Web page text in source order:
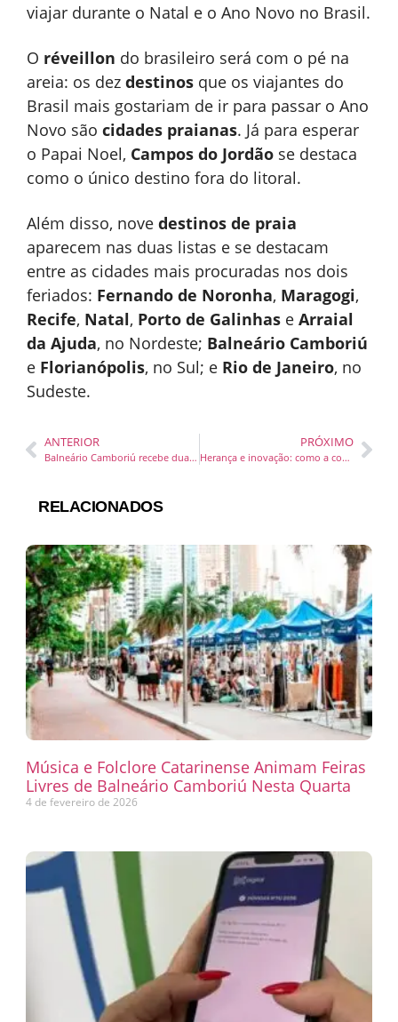
viajar durante o Natal e o Ano Novo no Brasil.
O réveillon do brasileiro será com o pé na
areia: os dez destinos que os viajantes do
Brasil mais gostariam de ir para passar o Ano
Novo são cidades praianas. Já para esperar
o Papai Noel, Campos do Jordão se destaca
como o único destino fora do litoral.
Além disso, nove destinos de praia
aparecem nas duas listas e se destacam
entre as cidades mais procuradas nos dois
feriados: Fernando de Noronha, Maragogi,
Recife, Natal, Porto de Galinhas e Arraial
da Ajuda, no Nordeste; Balneário Camboriú
e Florianópolis, no Sul; e Rio de Janeiro, no
Sudeste.
ANTERIOR
Balneário Camboriú recebe duas press trips internacionais nos próximos dias
PRÓXIMO
Herança e inovação: como a construção civil conecta o passado familiar ao desenvolvimento urbano em Itajaí
RELACIONADOS
Música e Folclore Catarinense Animam Feiras
Livres de Balneário Camboriú Nesta Quarta
4 de fevereiro de 2026